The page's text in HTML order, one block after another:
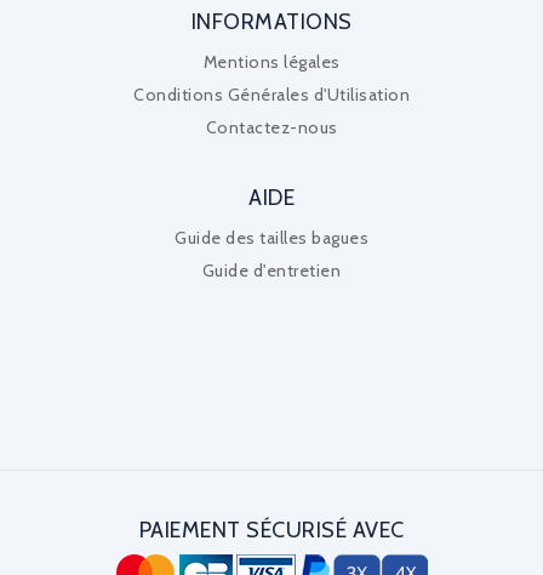
INFORMATIONS
Mentions légales
Conditions Générales d'Utilisation
Contactez-nous
AIDE
Guide des tailles bagues
Guide d'entretien
PAIEMENT SÉCURISÉ AVEC